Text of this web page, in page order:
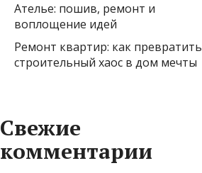
Ателье: пошив, ремонт и
воплощение идей
Ремонт квартир: как превратить
строительный хаос в дом мечты
Свежие
комментарии